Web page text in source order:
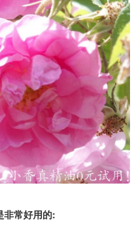
非常好用的: